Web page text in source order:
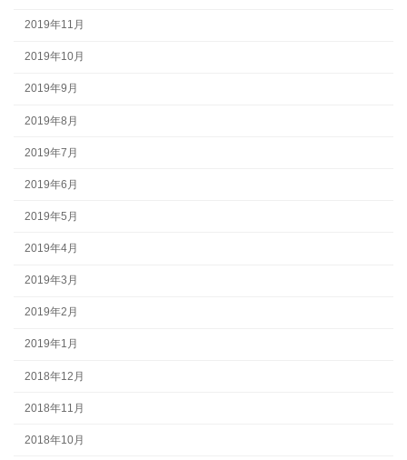
2019年11月
2019年10月
2019年9月
2019年8月
2019年7月
2019年6月
2019年5月
2019年4月
2019年3月
2019年2月
2019年1月
2018年12月
2018年11月
2018年10月